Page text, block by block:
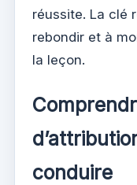
réussite. La clé
rebondir et à
la leçon.
conduire